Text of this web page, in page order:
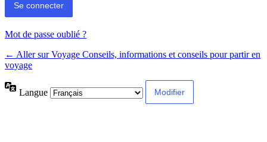
Mot de passe oublié ?
← Aller sur Voyage Conseils, informations et conseils pour partir en
voyage
Langue